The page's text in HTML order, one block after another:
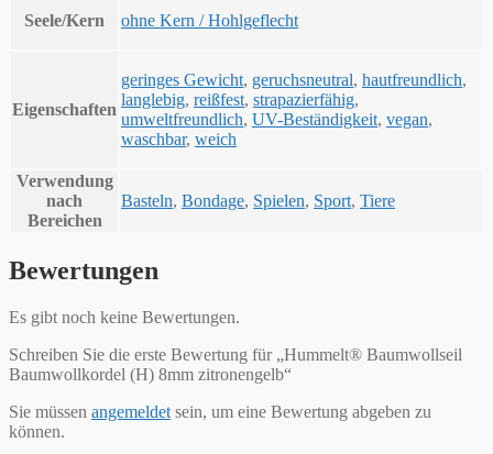
Seele/Kern ohne Kern / Hohlgeflecht
Eigenschaften
geringes Gewicht, geruchsneutral, hautfreundlich,
langlebig, reißfest, strapazierfähig,
umweltfreundlich, UV-Beständigkeit, vegan,
waschbar, weich
Verwendung
nach
Bereichen
Basteln, Bondage, Spielen, Sport, Tiere
Bewertungen
Es gibt noch keine Bewertungen.
Schreiben Sie die erste Bewertung für „Hummelt® Baumwollseil
Baumwollkordel (H) 8mm zitronengelb“
Sie müssen angemeldet sein, um eine Bewertung abgeben zu
können.